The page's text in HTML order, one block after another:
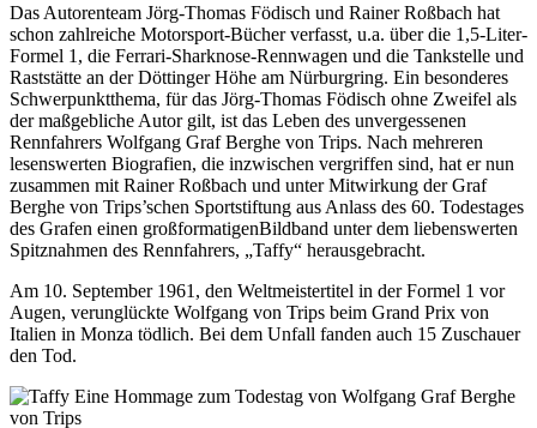
Das Autorenteam Jörg-Thomas Födisch und Rainer Roßbach hat
schon zahlreiche Motorsport-Bücher verfasst, u.a. über die 1,5-Liter-
Formel 1, die Ferrari-Sharknose-Rennwagen und die Tankstelle und
Raststätte an der Döttinger Höhe am Nürburgring. Ein besonderes
Schwerpunktthema, für das Jörg-Thomas Födisch ohne Zweifel als
dermaßgebliche Autor gilt, ist das Leben des unvergessenen
Rennfahrers Wolfgang GrafBerghe von Trips. Nach mehreren
lesenswerten Biografien, die inzwischen vergriffen sind, hat er nun
zusammen mit Rainer Roßbach und unter Mitwirkung der Graf
Berghe von Trips’schen Sportstiftung aus Anlass des 60. Todestages
des Grafen einen großformatigenBildband unter dem liebenswerten
Spitznahmen des Rennfahrers, „Taffy“ herausgebracht.
Am 10. September 1961, den Weltmeistertitel in der Formel 1 vor
Augen, verunglückte Wolfgang von Trips beim Grand Prix von
Italien in Monza tödlich. Bei dem Unfall fanden auch 15 Zuschauer
den Tod.